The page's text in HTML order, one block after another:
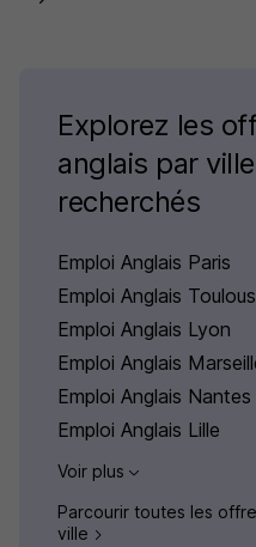
Explorez les
anglais par
recherchés
Emploi Anglais Paris
Emploi Anglais
Emploi Anglais Lyon
Emploi Anglais
Emploi Anglais Nantes
Emploi Anglais Lille
Voir plus
Parcourir toutes les
ville